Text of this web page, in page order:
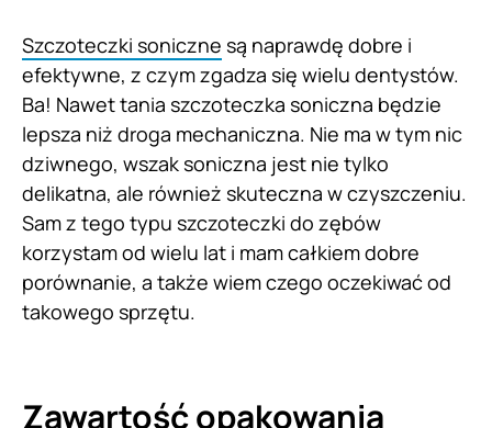
Szczoteczki soniczne są naprawdę dobre i
efektywne, z czym zgadza się wielu dentystów.
Ba! Nawet tania szczoteczka soniczna będzie
lepsza niż droga mechaniczna. Nie ma w tym nic
dziwnego, wszak soniczna jest nie tylko
delikatna, ale również skuteczna w czyszczeniu.
Sam z tego typu szczoteczki do zębów
korzystam od wielu lat i mam całkiem dobre
porównanie, a także wiem czego oczekiwać od
takowego sprzętu.
Zawartość opakowania